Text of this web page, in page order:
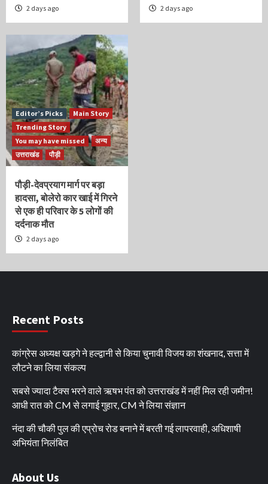
2 days ago 2 days ago
Editor’s Picks
Main Story
Trending Story
You may have missed
अन्य
उत्तराखंड
पौड़ी
पौड़ी-देवप्रयाग मार्ग पर बड़ा
हादसा, बोलेरो कार खाई में गिरने
से एक ही परिवार के 5 लोगों की
दर्दनाक मौत
2 days ago
Recent Posts
कांग्रेस अध्यक्ष खड़गे ने हल्द्वानी से किया चुनावी विजय का शंखनाद, सत्ता में
लौटने का लिया संकल्प
सबसे ज्यादा टैक्स भरने वाले ऋषभ पंत को उत्तराखंड में नहीं मिल रही जमीन!
आधी रात को CM से लगाई गुहार, CM ने लिया संज्ञान
नंदा की चौकी पुल की एप्रोच रोड बनाने में बरती गई लापरवाही, अधिशाषी
अभियंता निलंबित
About Us